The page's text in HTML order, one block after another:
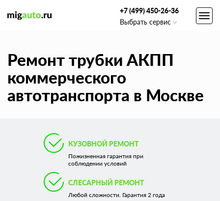
+7 (499) 450-26-36
Выбрать сервис
Ремонт трубки АКПП
коммерческого
автотранспорта в Москве
КУЗОВНОЙ РЕМОНТ
Пожизненная гарантия при
соблюдении условий
СЛЕСАРНЫЙ РЕМОНТ
Любой сложности. Гарантия 2 года